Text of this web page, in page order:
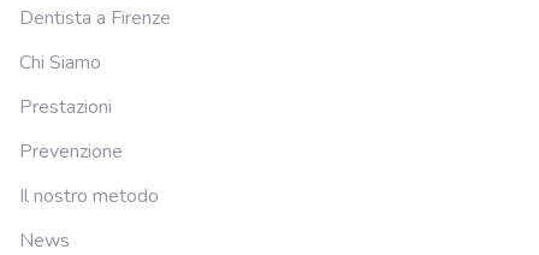
Dentista a Firenze
Chi Siamo
Prestazioni
Prevenzione
Il nostro metodo
News